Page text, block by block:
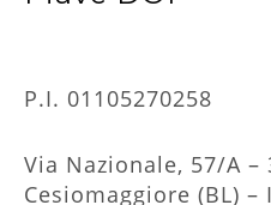
P.I. 01105270258
Via Nazionale, 57/A –
Cesiomaggiore (BL) –